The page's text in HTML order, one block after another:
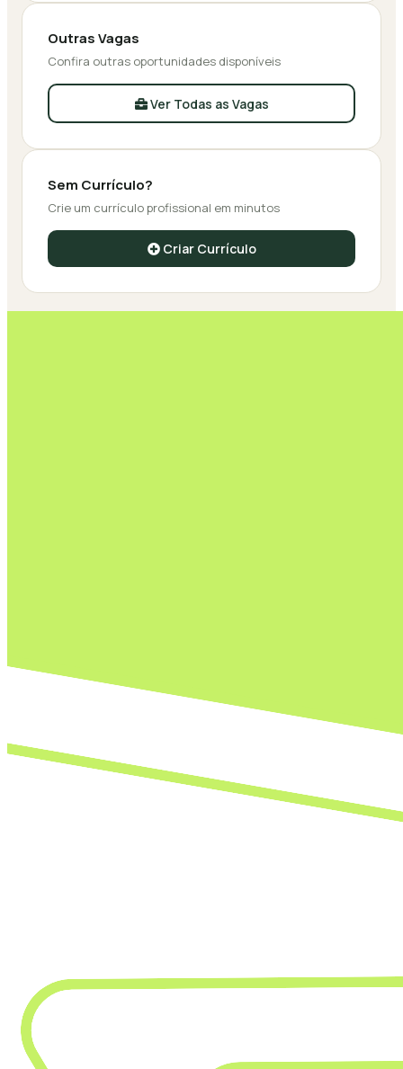
Outras Vagas
Confira outras oportunidades disponíveis
Ver Todas as Vagas
Sem Currículo?
Crie um currículo profissional em minutos
Criar Currículo